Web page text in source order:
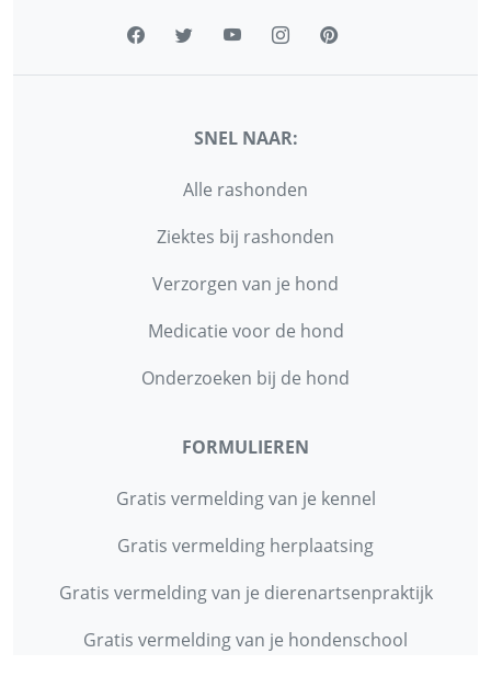
SNEL NAAR:
Alle rashonden
Ziektes bij rashonden
Verzorgen van je hond
Medicatie voor de hond
Onderzoeken bij de hond
FORMULIEREN
Gratis vermelding van je kennel
Gratis vermelding herplaatsing
Gratis vermelding van je dierenartsenpraktijk
Gratis vermelding van je hondenschool